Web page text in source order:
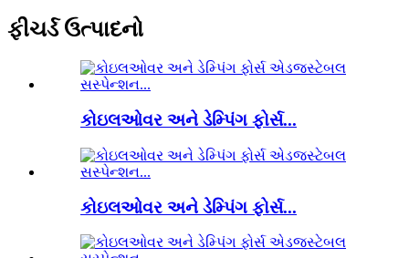
ફીચર્ડ ઉત્પાદનો
કોઇલઓવર અને ડેમ્પિંગ ફોર્સ...
કોઇલઓવર અને ડેમ્પિંગ ફોર્સ...